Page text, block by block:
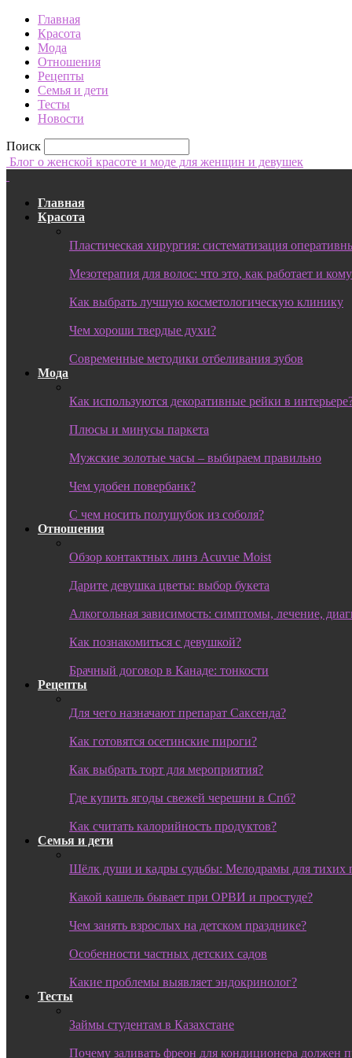
Главная
Красота
Мода
Отношения
Рецепты
Семья и дети
Тесты
Новости
Поиск
Блог о женской красоте и моде для женщин и девушек
Главная
Красота
Пластическая хирургия: систематизация
Мезотерапия для волос: что это, как работает и
Как выбрать лучшую косметологическую клинику
Чем хороши твердые духи?
Современные методики отбеливания зубов
Мода
Как используются декоративные рейки в
Плюсы и минусы паркета
Мужские золотые часы – выбираем правильно
Чем удобен повербанк?
С чем носить полушубок из соболя?
Отношения
Обзор контактных линз Acuvue Moist
Дарите девушка цветы: выбор букета
Алкогольная зависимость: симптомы, лечение,
Как познакомиться с девушкой?
Брачный договор в Канаде: тонкости
Рецепты
Для чего назначают препарат Саксенда?
Как готовятся осетинские пироги?
Как выбрать торт для мероприятия?
Где купить ягоды свежей черешни в Спб?
Как считать калорийность продуктов?
Семья и дети
Шёлк души и кадры судьбы: Мелодрамы для тихих
Какой кашель бывает при ОРВИ и простуде?
Чем занять взрослых на детском празднике?
Особенности частных детских садов
Какие проблемы выявляет эндокринолог?
Тесты
Займы студентам в Казахстане
Почему заливать фреон для кондиционера должен